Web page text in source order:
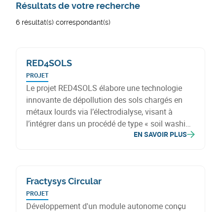
Résultats de votre recherche
6 résultat(s) correspondant(s)
RED4SOLS
PROJET
Le projet RED4SOLS élabore une technologie
innovante de dépollution des sols chargés en
métaux lourds via l’électrodialyse, visant à
l’intégrer dans un procédé de type « soil washing
EN SAVOIR PLUS
Fractysys Circular
PROJET
Développement d'un module autonome conçu